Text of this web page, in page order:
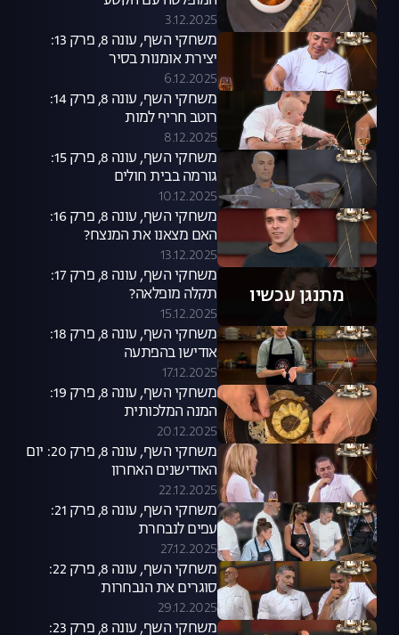
3.12.2025
משחקי השף, עונה 8, פרק 13:
יצירת אומנות בסיר
6.12.2025
משחקי השף, עונה 8, פרק 14:
רוטב חריף למות
8.12.2025
משחקי השף, עונה 8, פרק 15:
גורמה בבית חולים
10.12.2025
משחקי השף, עונה 8, פרק 16:
האם מצאנו את המנצח?
13.12.2025
מתנגן עכשיו
משחקי השף, עונה 8, פרק 17:
תקלה מופלאה?
15.12.2025
משחקי השף, עונה 8, פרק 18:
אודישן בהפתעה
17.12.2025
משחקי השף, עונה 8, פרק 19:
המנה המלכותית
20.12.2025
משחקי השף, עונה 8, פרק 20: יום
האודישנים האחרון
22.12.2025
משחקי השף, עונה 8, פרק 21:
עפים לנבחרת
27.12.2025
משחקי השף, עונה 8, פרק 22:
סוגרים את הנבחרות
29.12.2025
משחקי השף, עונה 8, פרק 23: